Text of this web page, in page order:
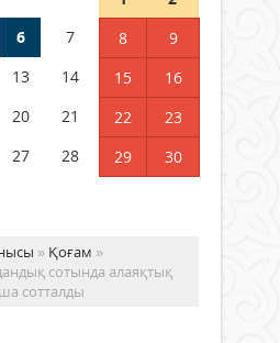
14 күн: 2026–
бекітілді
6 7 8
9
13 14 15
16
20 21 22
23
27 28 29
30
» Қоғам »
сотында алаяқтық
сотталды